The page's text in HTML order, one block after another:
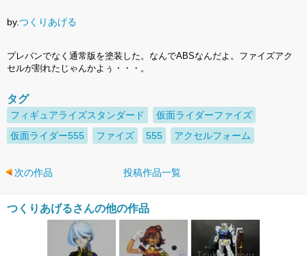
by.つくりあげる
プレバンでなく通常版を塗装した。なんでABSなんだよ。ファイズアク
セルが割れたじゃんかよぅ・・・。
タグ
フィギュアライズスタンダード
仮面ライダーファイズ
仮面ライダー555
ファイズ 555 アクセルフォーム
次の作品 投稿作品一覧
つくりあげるさんの他の作品